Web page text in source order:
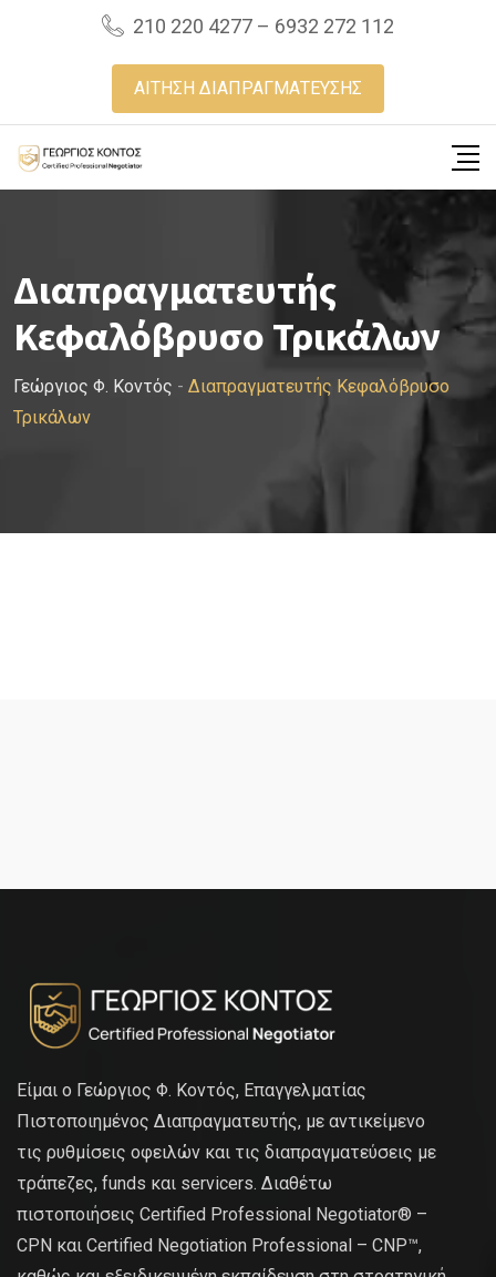
210 220 4277 – 6932 272 112
ΑΙΤΗΣΗ ΔΙΑΠΡΑΓΜΑΤΕΥΣΗΣ
Διαπραγματευτής
Κεφαλόβρυσο Τρικάλων
Γεώργιος Φ. Κοντός - Διαπραγματευτής Κεφαλόβρυσο
Τρικάλων
Είμαι ο Γεώργιος Φ. Κοντός, Επαγγελματίας
Πιστοποιημένος Διαπραγματευτής, με αντικείμενο
τις ρυθμίσεις οφειλών και τις διαπραγματεύσεις με
τράπεζες, funds και servicers. Διαθέτω
πιστοποιήσεις Certified Professional Negotiator® –
CPN και Certified Negotiation Professional – CNP™,